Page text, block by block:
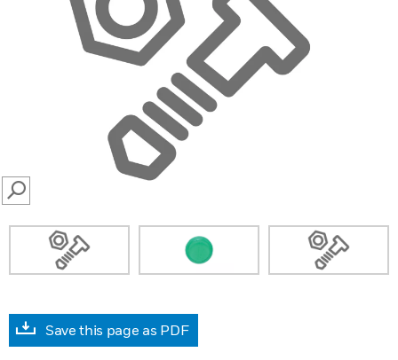
SEARCH
Save this page as PDF